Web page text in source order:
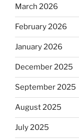
March 2026
February 2026
January 2026
December 2025
September 2025
August 2025
July 2025